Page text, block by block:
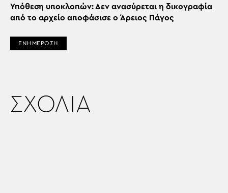
Υπόθεση υποκλοπών: Δεν ανασύρεται η δικογραφία
από το αρχείο αποφάσισε ο Άρειος Πάγος
ΕΝΗΜΕΡΩΣΗ
ΣΧΟΛΙΑ